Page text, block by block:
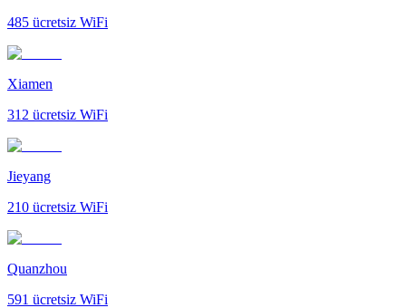
485 ücretsiz WiFi
Xiamen
312 ücretsiz WiFi
Jieyang
210 ücretsiz WiFi
Quanzhou
591 ücretsiz WiFi